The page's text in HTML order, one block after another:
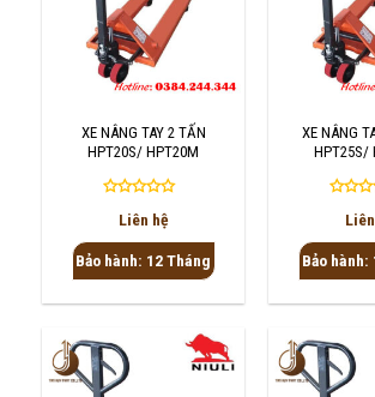
XE NÂNG TAY 2 TẤN
HPT20S/ HPT20M
Được
hạng
0
sao
Liên hệ
Bảo hành: 12 Tháng
XE NÂNG
HPT25S/
Được
hạng
0
sao
Bảo hành: